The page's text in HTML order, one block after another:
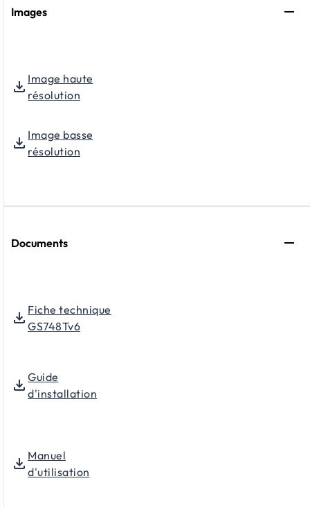
Images
Image haute
résolution
Image basse
résolution
Documents
Fiche technique
GS748Tv6
Guide
d'installation
Manuel
d'utilisation